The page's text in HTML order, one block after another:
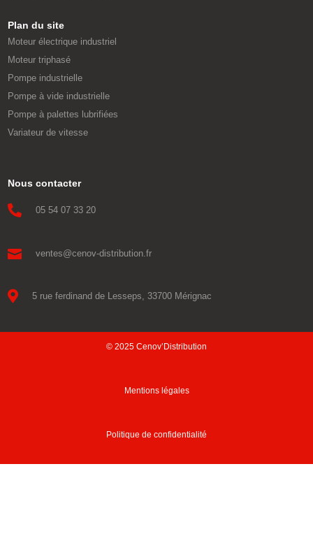
Plan du site
Moteur électrique industriel
Moteur triphasé
Pompe industrielle
Pompe à vide industrielle
Pompe à palettes lubrifiées
Variateur de vitesse
Nous contacter
 05 54 07 33 20
 ventes@cenov-distribution.fr
 5 rue ferdinand de Lesseps, 33700 Mérignac
© 2025 Cenov’Distribution
Mentions légales
Politique de confidentialité